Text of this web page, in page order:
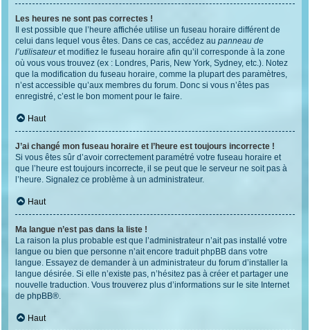
Les heures ne sont pas correctes !
Il est possible que l’heure affichée utilise un fuseau horaire différent de
celui dans lequel vous êtes. Dans ce cas, accédez au panneau de
l’utilisateuret modifiez le fuseau horaire afin qu’il corresponde à la zone
où vous vous trouvez (ex : Londres, Paris, New York, Sydney, etc.). Notez
que la modification du fuseau horaire, comme la plupart des paramètres,
n’est accessible qu’aux membres du forum. Donc si vous n’êtes pas
enregistré, c’est le bon moment pour le faire.
Haut
J’ai changé mon fuseau horaire et l’heure est toujours incorrecte !
Si vous êtes sûr d’avoir correctement paramétré votre fuseau horaire et
que l’heure est toujours incorrecte, il se peut que le serveur ne soit pas à
l’heure. Signalez ce problème à un administrateur.
Haut
Ma langue n’est pas dans la liste !
La raison la plus probable est que l’administrateur n’ait pas installé votre
langue ou bien que personne n’ait encore traduit phpBB dans votre
langue. Essayez de demander à un administrateur du forum d’installer la
langue désirée. Si elle n’existe pas, n’hésitez pas à créer et partager une
nouvelle traduction. Vous trouverez plus d’informations sur le site Internet
de phpBB®.
Haut